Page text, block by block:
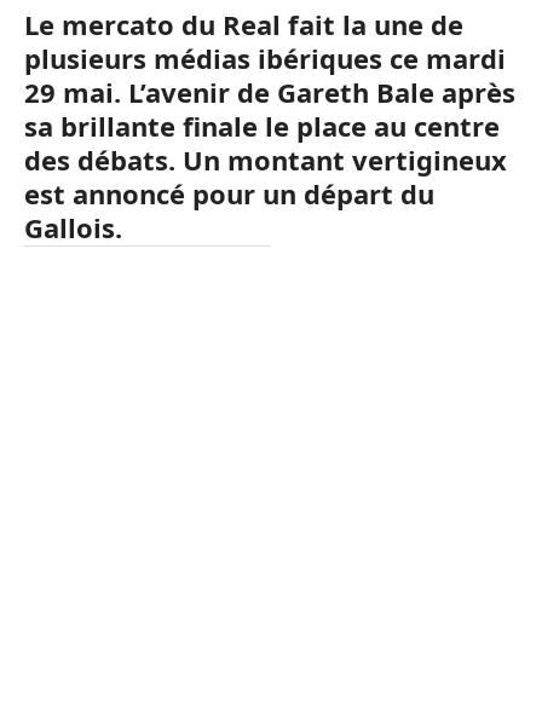
Le mercato du Real fait la une de
plusieurs médias ibériques ce mardi
29 mai. L’avenir de Gareth Bale après
sa brillante finale le place au centre
des débats. Un montant vertigineux
est annoncé pour un départ du
Gallois.